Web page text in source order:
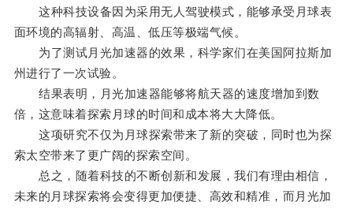
这种科技设备因为采用无人驾驶模式，能够承受月球表
面环境的高辐射、高温、低压等极端气候。
为了测试月光加速器的效果，科学家们在美国阿拉斯加
州进行了一次试验。
结果表明，月光加速器能够将航天器的速度增加到数
倍，这意味着探索月球的时间和成本将大大降低。
这项研究不仅为月球探索带来了新的突破，同时也为探
索太空带来了更广阔的探索空间。
总之，随着科技的不断创新和发展，我们有理由相信，
未来的月球探索将会变得更加便捷、高效和精准，而月光加